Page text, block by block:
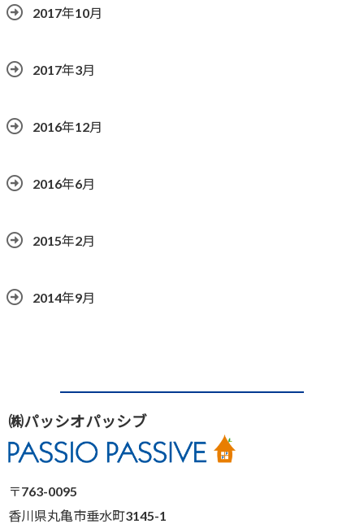
2017年10月
2017年3月
2016年12月
2016年6月
2015年2月
2014年9月
㈱パッシオパッシブ
〒763-0095
香川県丸亀市垂水町3145-1